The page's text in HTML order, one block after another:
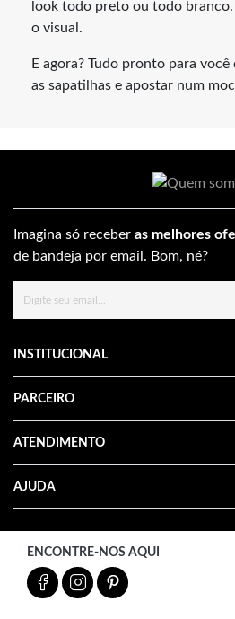
look todo preto ou todo
o visual.
E agora? Tudo pronto para
as sapatilhas e apostar num
Imagina só receber as melhores
de bandeja por email. Bom, né?
INSTITUCIONAL
PARCEIRO
ATENDIMENTO
AJUDA
ENCONTRE-NOS AQUI